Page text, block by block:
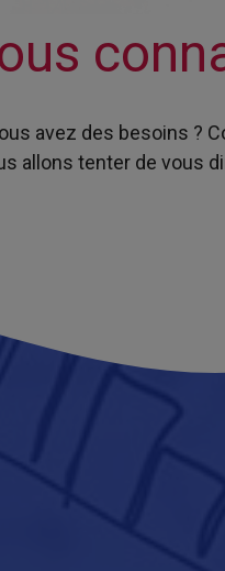
avez des besoins ?
allons tenter de vous